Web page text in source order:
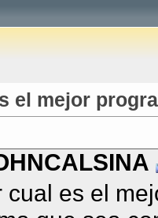
el mejor
cual es el